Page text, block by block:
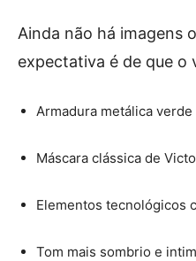
Ainda não há imagens
expectativa é de que o
Armadura metálica
Máscara clássica de
Elementos tecnológicos
Tom mais sombrio e